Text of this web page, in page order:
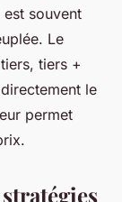
souvent
Le
tiers +
le
permet